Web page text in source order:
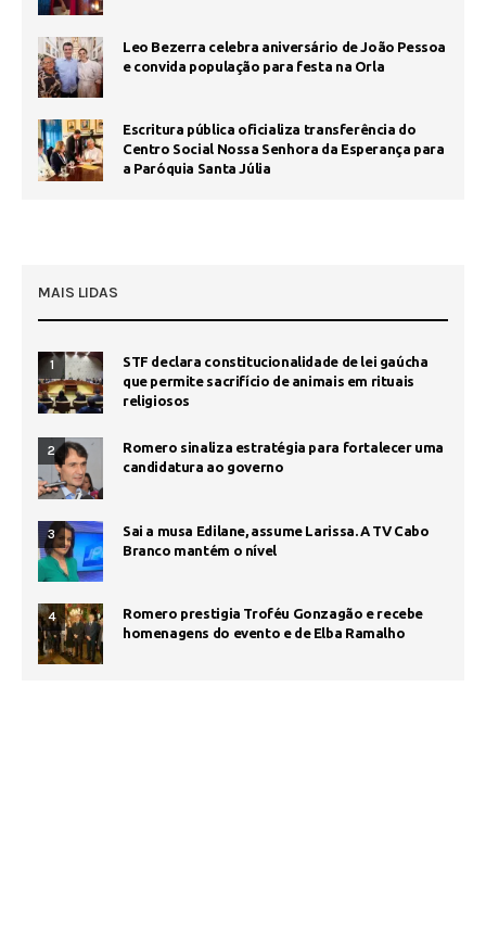
Leo Bezerra celebra aniversário de João Pessoa
e convida população para festa na Orla
Escritura pública oficializa transferência do
Centro Social Nossa Senhora da Esperança para
a Paróquia Santa Júlia
MAIS LIDAS
1
STF declara constitucionalidade de lei gaúcha
que permite sacrifício de animais em rituais
religiosos
2
Romero sinaliza estratégia para fortalecer uma
candidatura ao governo
3
Sai a musa Edilane, assume Larissa. A TV Cabo
Branco mantém o nível
4
Romero prestigia Troféu Gonzagão e recebe
homenagens do evento e de Elba Ramalho